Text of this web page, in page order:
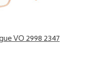
VO 2998 2347